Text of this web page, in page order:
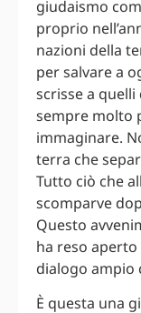
giudaismo
proprio
nazioni della
per salvare a
scrisse a
sempre molto
immaginare.
terra che
Tutto ciò che
scomparve
Questo
ha reso
dialogo ampio
È questa una